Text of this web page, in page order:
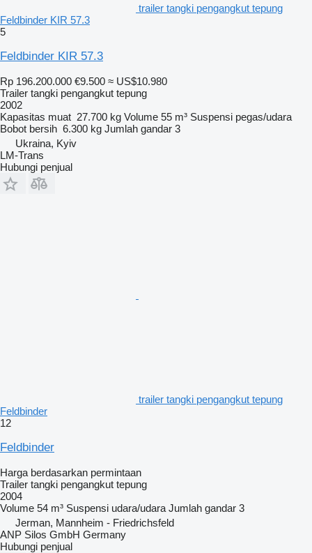
trailer tangki pengangkut tepung
Feldbinder KIR 57.3
5
Feldbinder KIR 57.3
Rp 196.200.000 €9.500 ≈ US$10.980
Trailer tangki pengangkut tepung
2002
Kapasitas muat 27.700 kg Volume 55 m³ Suspensi pegas/udara
Bobot bersih 6.300 kg Jumlah gandar 3
Ukraina, Kyiv
LM-Trans
Hubungi penjual
trailer tangki pengangkut tepung
Feldbinder
12
Feldbinder
Harga berdasarkan permintaan
Trailer tangki pengangkut tepung
2004
Volume 54 m³ Suspensi udara/udara Jumlah gandar 3
Jerman, Mannheim - Friedrichsfeld
ANP Silos GmbH Germany
Hubungi penjual